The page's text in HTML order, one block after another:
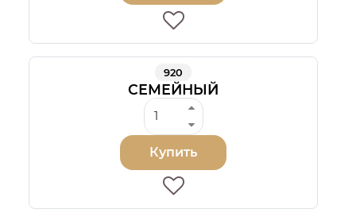
920
СЕМЕЙНЫЙ
Купить